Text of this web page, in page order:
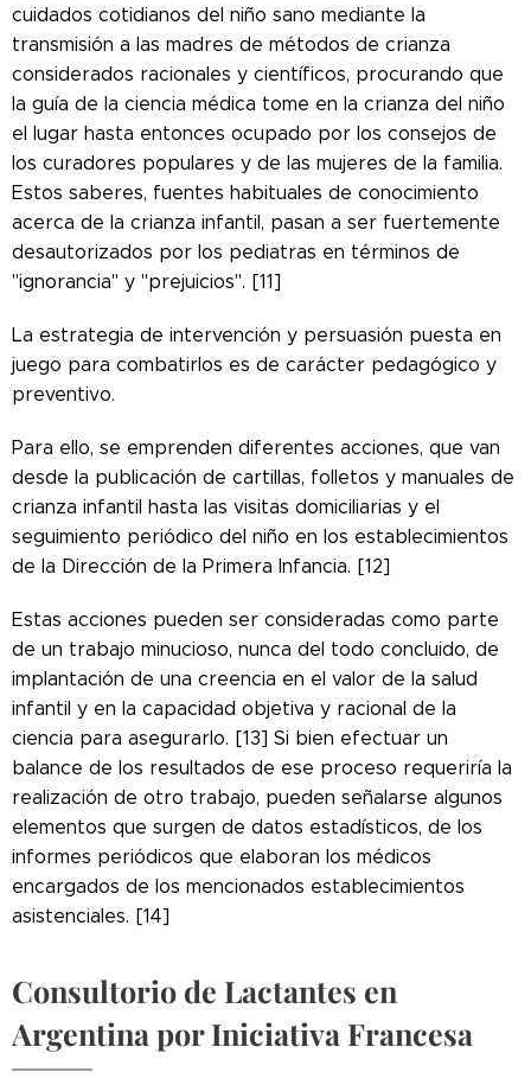
cuidados cotidianos del niño sano mediante la
transmisión a las madres de métodos de crianza
considerados racionales y científicos, procurando que
la guía de la ciencia médica tome en la crianza del niño
el lugar hasta entonces ocupado por los consejos de
los curadores populares y de las mujeres de la familia.
Estos saberes, fuentes habituales de conocimiento
acerca de la crianza infantil, pasan a ser fuertemente
desautorizados por los pediatras en términos de
"ignorancia" y "prejuicios". [11]
La estrategia de intervención y persuasión puesta en
juego para combatirlos es de carácter pedagógico y
preventivo.
Para ello, se emprenden diferentes acciones, que van
desde la publicación de cartillas, folletos y manuales de
crianza infantil hasta las visitas domiciliarias y el
seguimiento periódico del niño en los establecimientos
de la Dirección de la Primera Infancia. [12]
Estas acciones pueden ser consideradas como parte
de un trabajo minucioso, nunca del todo concluido, de
implantación de una creencia en el valor de la salud
infantil y en la capacidad objetiva y racional de la
ciencia para asegurarlo. [13] Si bien efectuar un
balance de los resultados de ese proceso requeriría la
realización de otro trabajo, pueden señalarse algunos
elementos que surgen de datos estadísticos, de los
informes periódicos que elaboran los médicos
encargados de los mencionados establecimientos
asistenciales. [14]
Consultorio de Lactantes en
Argentina por Iniciativa Francesa